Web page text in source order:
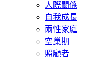
人際關係
自我成長
兩性家庭
空巢期
照顧者